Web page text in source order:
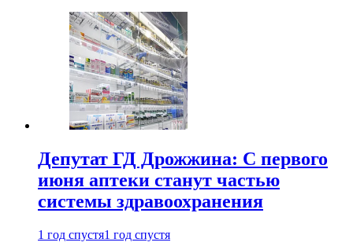
Депутат ГД Дрожжина: С первого
июня аптеки станут частью
системы здравоохранения
1 год спустя1 год спустя